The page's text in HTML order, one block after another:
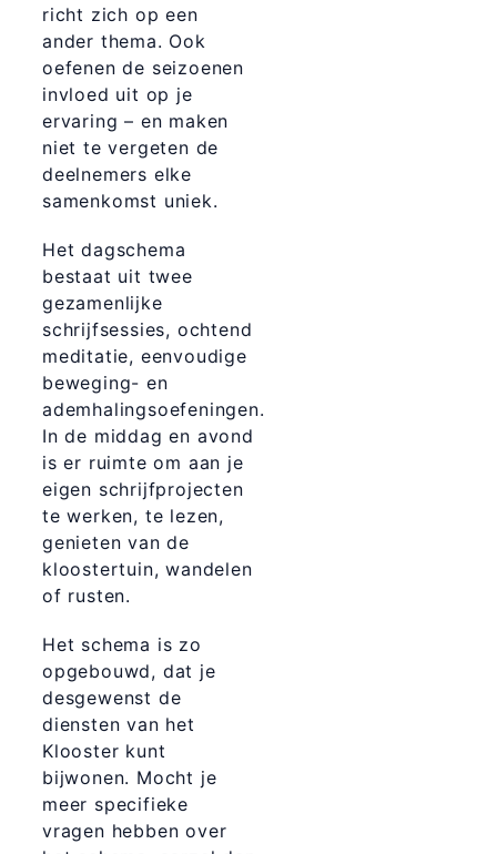
richt zich op een
ander thema. Ook
oefenen de seizoenen
invloed uit op je
ervaring – en maken
niet te vergeten de
deelnemers elke
samenkomst uniek.
Het dagschema
bestaat uit twee
gezamenlijke
schrijfsessies, ochtend
meditatie, eenvoudige
beweging- en
ademhalingsoefeningen.
In de middag en avond
is er ruimte om aan je
eigen schrijfprojecten
te werken, te lezen,
genieten van de
kloostertuin, wandelen
of rusten.
Het schema is zo
opgebouwd, dat je
desgewenst de
diensten van het
Klooster kunt
bijwonen. Mocht je
meer specifieke
vragen hebben over